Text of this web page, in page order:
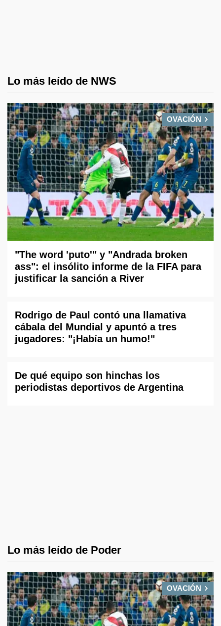
Lo más leído de NWS
OVACIÓN
"The word 'puto'" y "Andrada broken
ass": el insólito informe de la FIFA para
justificar la sanción a River
Rodrigo de Paul contó una llamativa
cábala del Mundial y apuntó a tres
jugadores: "¡Había un humo!"
De qué equipo son hinchas los
periodistas deportivos de Argentina
Lo más leído de Poder
OVACIÓN